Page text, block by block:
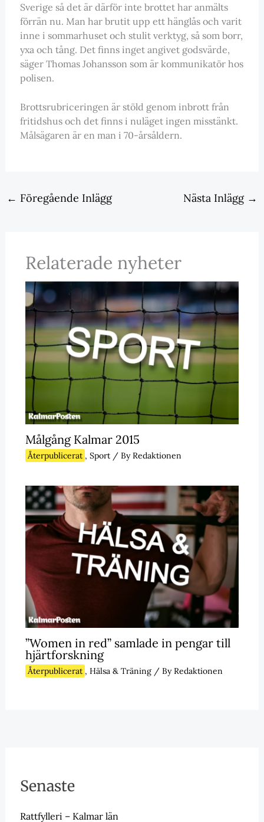
Sverige så det är därför inte brottet har anmälts
förrän nu. Man har brutit upp ett hänglås och varit
inne i sommarhuset och stulit verktyg, så som borr,
yxa och tång. Det finns inget angivet godsvärde,
säger Thomas Johansson som är kommunikatör hos
polisen.
Brottsrubriceringen är stöld genom inbrott från
fritidshus och det finns i nuläget ingen misstänkt.
Målsägaren är en man i 70-årsåldern.
← Föregående Inlägg Nästa Inlägg →
Relaterade nyheter
Målgång Kalmar 2015
Återpublicerat , Sport/ ByRedaktionen
”Women in red” samlade in pengar till
hjärtforskning
Återpublicerat , Hälsa & Träning/ ByRedaktionen
Senaste
Rattfylleri – Kalmar län